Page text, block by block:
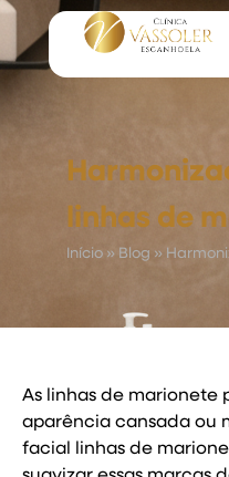
linhas de
Início » Blog »
As linhas de marionete
aparência cansada ou
facial linhas de